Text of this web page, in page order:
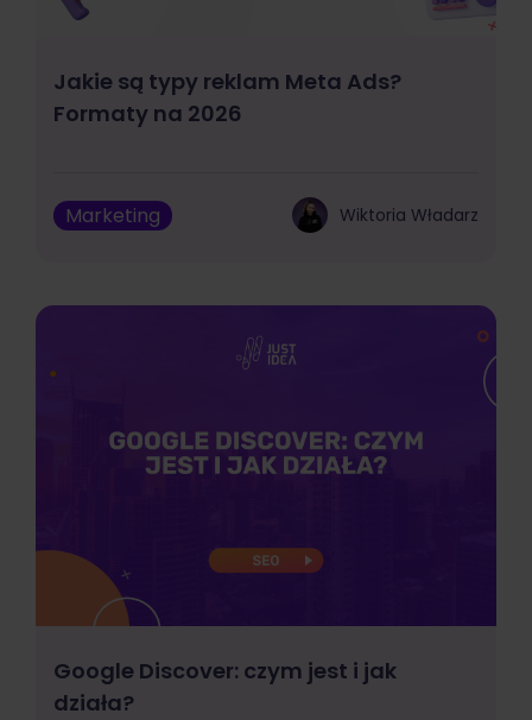
Jakie są typy reklam Meta Ads?
Formaty na 2026
Marketing Wiktoria Władarz
Google Discover: czym jest i jak
działa?